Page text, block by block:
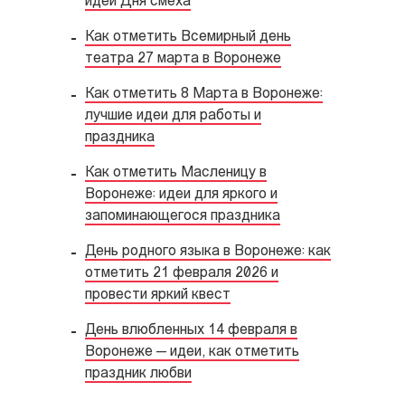
Как отметить Всемирный день
театра 27 марта в Воронеже
Как отметить 8 Марта в Воронеже:
лучшие идеи для работы и
праздника
Как отметить Масленицу в
Воронеже: идеи для яркого и
запоминающегося праздника
День родного языка в Воронеже: как
отметить 21 февраля 2026 и
провести яркий квест
День влюбленных 14 февраля в
Воронеже — идеи, как отметить
праздник любви